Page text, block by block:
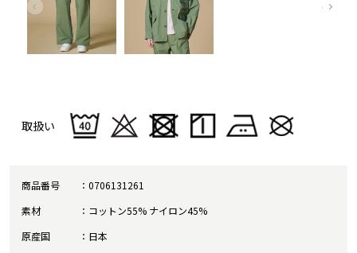
取扱い
商品番号
0706131261
素材
コットン55% ナイロン45%
原産国
日本